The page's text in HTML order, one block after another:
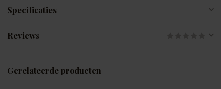
Specificaties
Reviews
Gerelateerde producten